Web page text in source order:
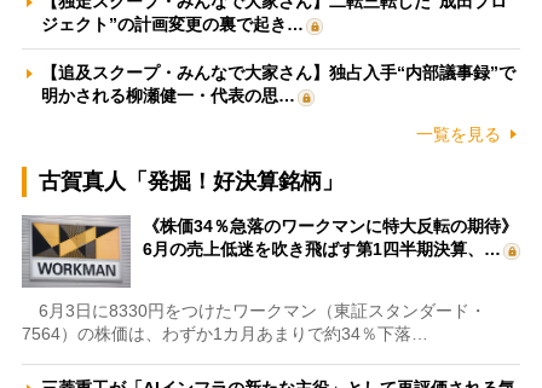
ジェクト”の計画変更の裏で起き…
【追及スクープ・みんなで大家さん】独占入手“内部議事録”で
明かされる柳瀬健一・代表の思…
一覧を見る
古賀真人「発掘！好決算銘柄」
《株価34％急落のワークマンに特大反転の期待》
6月の売上低迷を吹き飛ばす第1四半期決算、…
6月3日に8330円をつけたワークマン（東証スタンダード・
7564）の株価は、わずか1カ月あまりで約34％下落…